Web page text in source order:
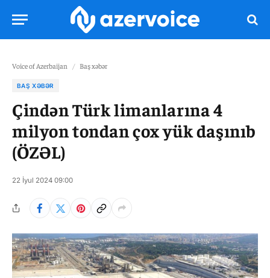
Voice of Azerbaijan / Baş xəbər
BAŞ XƏBƏR
Çindən Türk limanlarına 4
milyon tondan çox yük daşınıb
(ÖZƏL)
22 İyul 2024 09:00